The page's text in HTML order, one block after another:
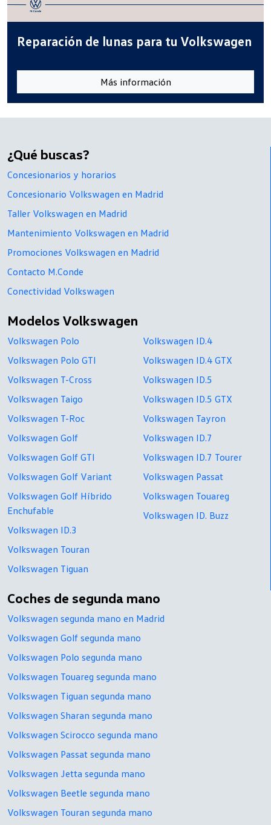
Reparación de lunas para tu Volkswagen
Más información
¿Qué buscas?
Concesionarios y horarios
Concesionario Volkswagen en Madrid
Taller Volkswagen en Madrid
Mantenimiento Volkswagen en Madrid
Promociones Volkswagen en Madrid
Contacto M.Conde
Conectividad Volkswagen
Modelos Volkswagen
Volkswagen Polo
Volkswagen Polo GTI
Volkswagen T-Cross
Volkswagen Taigo
Volkswagen T-Roc
Volkswagen Golf
Volkswagen Golf GTI
Volkswagen Golf Variant
Volkswagen Golf Híbrido
Enchufable
Volkswagen ID.3
Volkswagen Touran
Volkswagen Tiguan
Volkswagen ID.4
Volkswagen ID.4 GTX
Volkswagen ID.5
Volkswagen ID.5 GTX
Volkswagen Tayron
Volkswagen ID.7
Volkswagen ID.7 Tourer
Volkswagen Passat
Volkswagen Touareg
Volkswagen ID. Buzz
Coches de segunda mano
Volkswagen segunda mano en Madrid
Volkswagen Golf segunda mano
Volkswagen Polo segunda mano
Volkswagen Touareg segunda mano
Volkswagen Tiguan segunda mano
Volkswagen Sharan segunda mano
Volkswagen Scirocco segunda mano
Volkswagen Passat segunda mano
Volkswagen Jetta segunda mano
Volkswagen Beetle segunda mano
Volkswagen Touran segunda mano